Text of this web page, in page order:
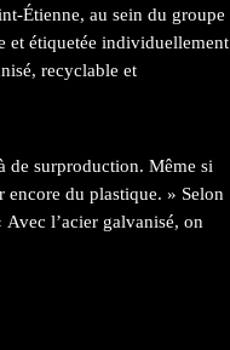
Étienne, au sein du groupe
et étiquetée individuellement
recyclable et
de surproduction. Même si
encore du plastique. » Selon
l’acier galvanisé, on